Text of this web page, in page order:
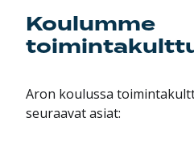
Koulumme
Aron koulussa
seuraavat asiat: